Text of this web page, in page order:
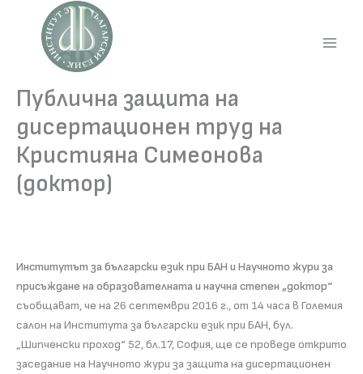
content
Публична защита на
дисертационен труд на
Кристияна Симеонова
(доктор)
Институтът за български език при БАН и Научното жури за
присъждане на образователната и научна степен „доктор“
съобщават, че на 26 септември 2016 г., от 14 часа в Големия
салон на Института за български език при БАН, бул.
„Шипченски проход“ 52, бл.17, София, ще се проведе открито
заседание на Научното жури за защита на дисертационен